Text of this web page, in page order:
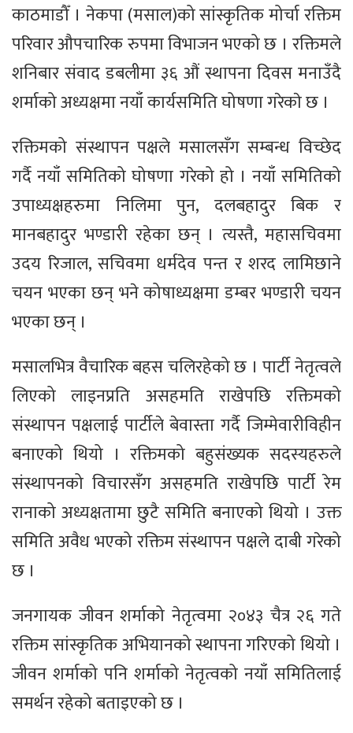
काठमाडौँ । नेकपा (मसाल)को सांस्कृतिक मोर्चा रक्तिम
परिवार औपचारिक रुपमा विभाजन भएको छ । रक्तिमले
शनिबार संवाद डबलीमा ३६ औं स्थापना दिवस मनाउँदै
शर्माको अध्यक्षमा नयाँ कार्यसमिति घोषणा गरेकाे छ ।
रक्तिमको संस्थापन पक्षले मसालसँग सम्बन्ध विच्छेद
गर्दै नयाँ समितिको घोषणा गरेको हो । नयाँ समितिको
उपाध्यक्षहरुमा निलिमा पुन, दलबहादुर बिक र
मानबहादुर भण्डारी रहेका छन् । त्यस्तै, महासचिवमा
उदय रिजाल, सचिवमा धर्मदेव पन्त र शरद लामिछाने
चयन भएका छन् भने कोषाध्यक्षमा डम्बर भण्डारी चयन
भएका छन् ।
मसालभित्र वैचारिक बहस चलिरहेको छ । पार्टी नेतृत्वले
लिएको लाइनप्रति असहमति राखेपछि रक्तिमको
संस्थापन पक्षलाई पार्टीले बेवास्ता गर्दै जिम्मेवारीविहीन
बनाएको थियो । रक्तिमको बहुसंख्यक सदस्यहरुले
संस्थापनको विचारसँग असहमति राखेपछि पार्टी रेम
रानाको अध्यक्षतामा छुटै समिति बनाएको थियो । उक्त
समिति अवैध भएको रक्तिम संस्थापन पक्षले दाबी गरेको
छ ।
जनगायक जीवन शर्माको नेतृत्वमा २०४३ चैत्र २६ गते
रक्तिम सांस्कृतिक अभियानको स्थापना गरिएको थियो ।
जीवन शर्माको पनि शर्माको नेतृत्वको नयाँ समितिलाई
समर्थन रहेको बताइएको छ ।